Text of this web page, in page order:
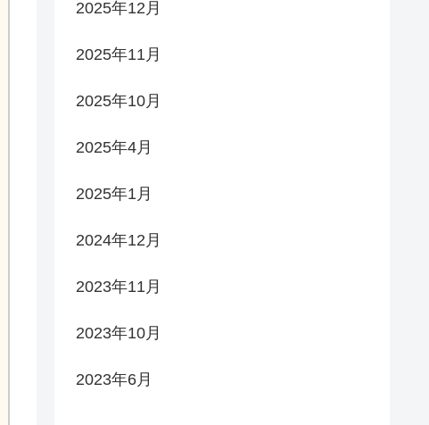
2025年12月
2025年11月
2025年10月
2025年4月
2025年1月
2024年12月
2023年11月
2023年10月
2023年6月